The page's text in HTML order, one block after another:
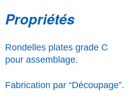
Propriétés
Rondelles plates grade C
pour assemblage.
Fabrication par “Découpage”.